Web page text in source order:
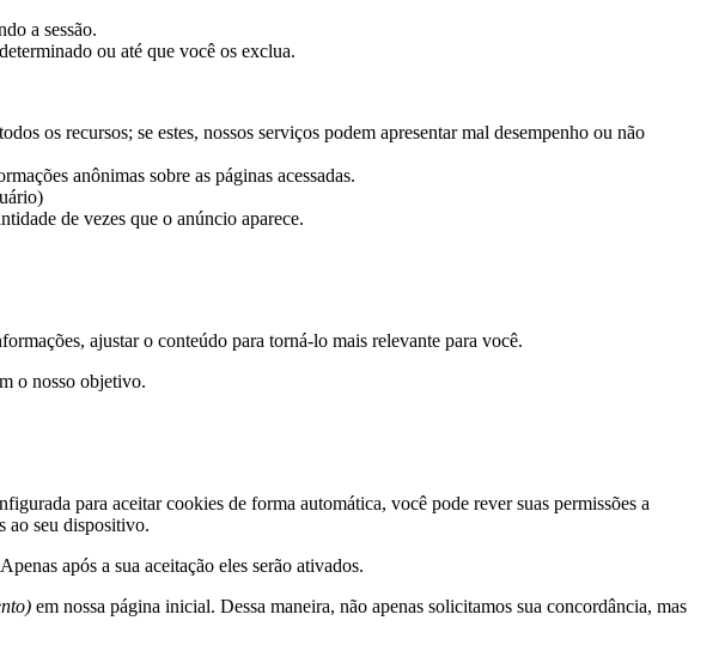
a sessão.
ou até que você os exclua.
os recursos; se estes, nossos serviços podem apresentar mal desempenho ou não
anônimas sobre as páginas acessadas.
de vezes que o anúncio aparece.
ajustar o conteúdo para torná-lo mais relevante para você.
o nosso objetivo.
para aceitar cookies de forma automática, você pode rever suas permissões a
ao seu dispositivo.
após a sua aceitação eles serão ativados.
em nossa página inicial. Dessa maneira, não apenas solicitamos sua concordância, mas